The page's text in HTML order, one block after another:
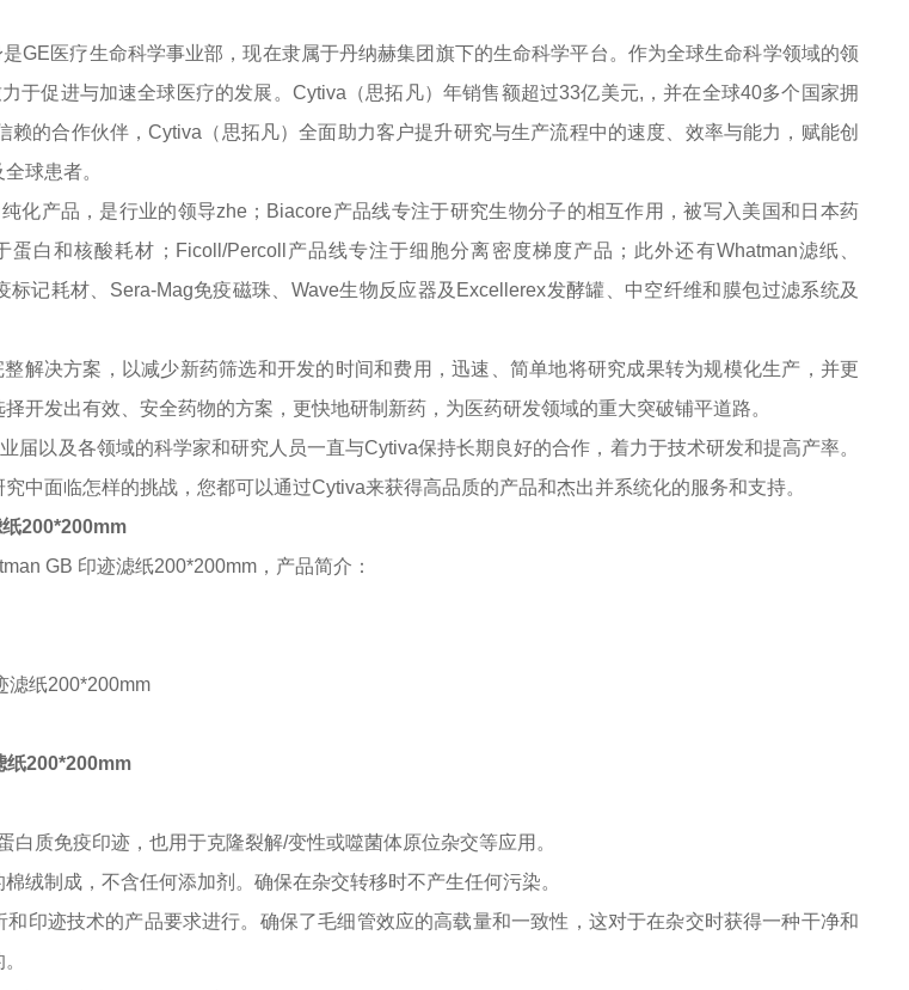
GE医疗生命科学事业部，现在隶属于丹纳赫集团旗下的生命科学平台。作为全球生命科学领域的领
于促进与加速全球医疗的发展。Cytiva（思拓凡）年销售额超过33亿美元,，并在全球40多个国家拥
赖的合作伙伴，Cytiva（思拓凡）全面助力客户提升研究与生产流程中的速度、效率与能力，赋能创
球患者。
化产品，是行业的领导zhe；Biacore产品线专注于研究生物分子的相互作用，被写入美国和日本药
蛋白和核酸耗材；Ficoll/Percoll产品线专注于细胞分离密度梯度产品；此外还有Whatman滤纸、
标记耗材、Sera-Mag免疫磁珠、Wave生物反应器及Excellerex发酵罐、中空纤维和膜包过滤系统及
解决方案，以减少新药筛选和开发的时间和费用，迅速、简单地将研究成果转为规模化生产，并更
开发出有效、安全药物的方案，更快地研制新药，为医药研发领域的重大突破铺平道路。
届以及各领域的科学家和研究人员一直与Cytiva保持长期良好的合作，着力于技术研发和提高产率。
中面临怎样的挑战，您都可以通过Cytiva来获得高品质的产品和杰出并系统化的服务和支持。
200*200mm
GB 印迹滤纸200*200mm ， 产品简介：
滤纸200*200mm
200*200mm
白质免疫印迹，也用于克隆裂解/变性或噬菌体原位杂交等应用。
绒制成，不含任何添加剂。确保在杂交转移时不产生任何污染。
印迹技术的产品要求进行。确保了毛细管效应的高载量和一致性，这对于在杂交时获得一种干净和